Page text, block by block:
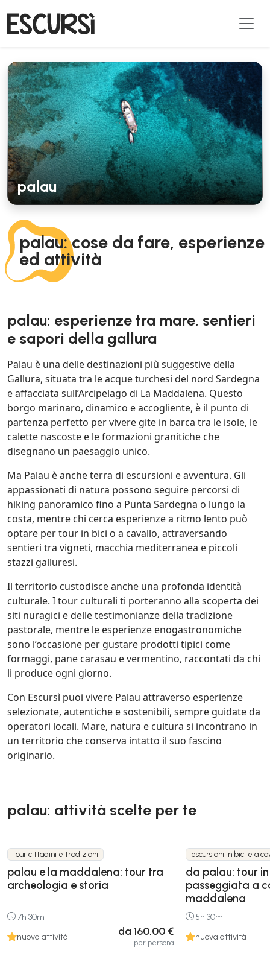
palau: cose da fare, esperienze
ed attività
palau
palau: esperienze tra mare, sentieri
e sapori della gallura
Palau è una delle destinazioni più suggestive della
Gallura, situata tra le acque turchesi del nord Sardegna
e affacciata sull’Arcipelago di La Maddalena. Questo
borgo marinaro, dinamico e accogliente, è il punto di
partenza perfetto per vivere gite in barca tra le isole, le
calette nascoste e le formazioni granitiche che
disegnano un paesaggio unico.
Ma Palau è anche terra di escursioni e avventura. Gli
appassionati di natura possono seguire percorsi di
hiking panoramico fino a Punta Sardegna o lungo la
costa, mentre chi cerca esperienze a ritmo lento può
optare per tour in bici o a cavallo, attraversando
sentieri tra vigneti, macchia mediterranea e piccoli
stazzi galluresi.
Il territorio custodisce anche una profonda identità
culturale. I tour culturali ti porteranno alla scoperta dei
siti nuragici e delle testimonianze della tradizione
pastorale, mentre le esperienze enogastronomiche
sono l’occasione per gustare prodotti tipici come
formaggi, pane carasau e vermentino, raccontati da chi
li produce ogni giorno.
Con Escursì puoi vivere Palau attraverso esperienze
selezionate, autentiche e sostenibili, sempre guidate da
operatori locali. Mare, natura e cultura si incontrano in
un territorio che conserva intatto il suo fascino
originario.
palau: attività scelte per te
tour cittadini e tradizioni
palau e la maddalena: tour tra
archeologia e storia
7h 30m
nuova attività
da 160,00 €
per persona
escursioni in bici e a
da palau: tour in
passeggiata a
maddalena
5h 30m
nuova attività